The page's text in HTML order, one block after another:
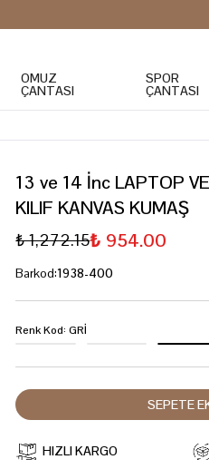
OMUZ
ÇANTASI
SPOR
ÇANTASI
13 ve 14 İnc LAPTOP
KILIF KANVAS KUMAŞ
₺ 1,272.15₺ 954.00
Barkod:1938-400
Renk Kod:GRİ
SEPETE
HIZLI KARGO